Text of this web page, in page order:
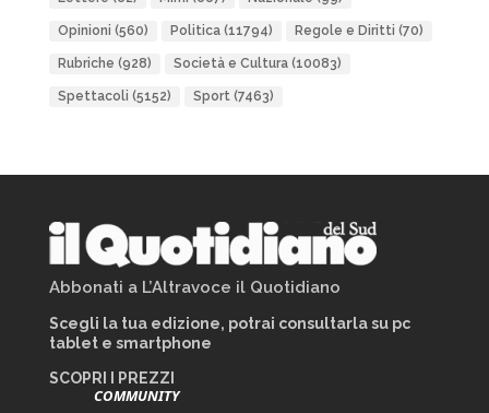
Opinioni (560) Politica(11794) Regole e Diritti (70)
Rubriche (928) Società e Cultura(10083)
Spettacoli (5152) Sport(7463)
Abbonati a L’Altravoce il Quotidiano
Scegli la tua edizione, potrai consultarla su pc
tablet e smartphone
SCOPRI I PREZZI
COMMUNITY